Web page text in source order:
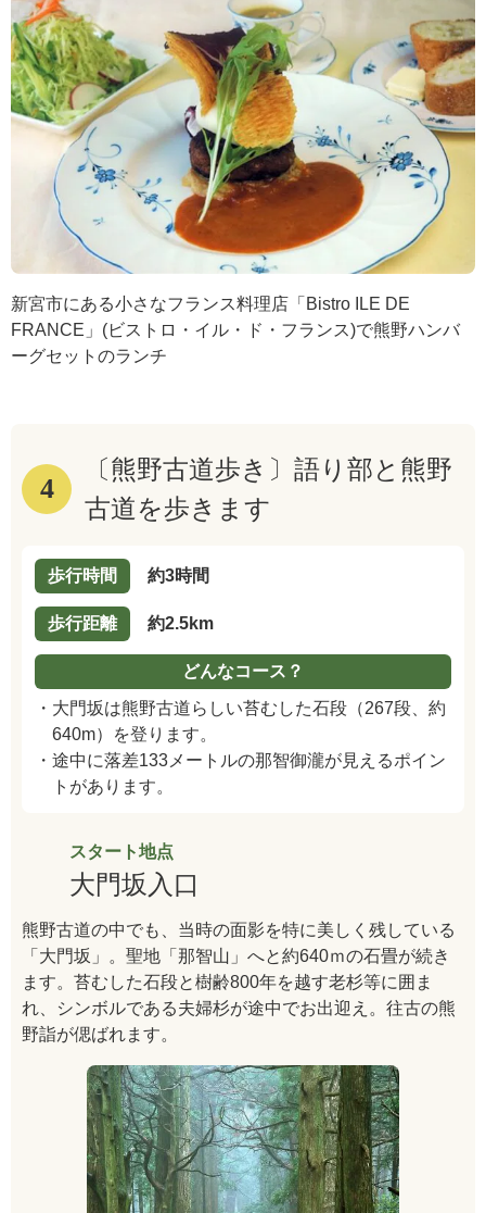
新宮市にある小さなフランス料理店「Bistro ILE DE
FRANCE」(ビストロ・イル・ド・フランス)で熊野ハンバ
ーグセットのランチ
4
〔熊野古道歩き〕語り部と熊野
古道を歩きます
歩行時間 約3時間
歩行距離 約2.5km
どんなコース？
・大門坂は熊野古道らしい苔むした石段（267段、約
640m）を登ります。
・途中に落差133メートルの那智御瀧が見えるポイン
トがあります。
スタート地点
大門坂入口
熊野古道の中でも、当時の面影を特に美しく残している
「大門坂」。聖地「那智山」へと約640ｍの石畳が続き
ます。苔むした石段と樹齢800年を越す老杉等に囲ま
れ、シンボルである夫婦杉が途中でお出迎え。往古の熊
野詣が偲ばれます。